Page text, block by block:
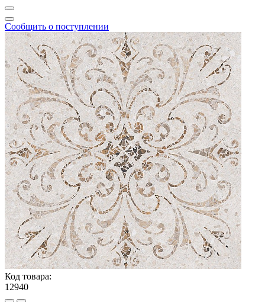
Сообщить о поступлении
Код товара:
12940